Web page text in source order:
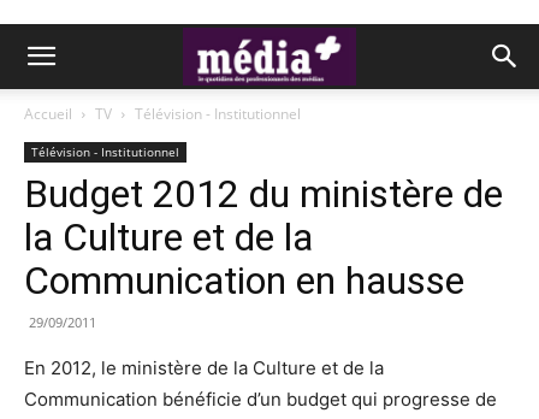
Accueil TV Télévision - Institutionnel
Télévision - Institutionnel
Budget 2012 du ministère de
la Culture et de la
Communication en hausse
29/09/2011
En 2012, le ministère de la Culture et de la
Communication bénéficie d’un budget qui progresse de